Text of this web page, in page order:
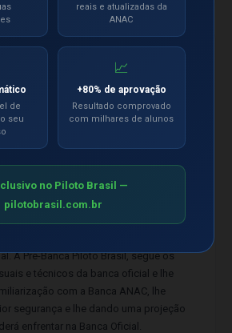
da Banca oficial da ANAC,
quem vai prestar a banca.
Oficial da ANAC, faça no Piloto Brasil
e inédita com os mesmos
e veja se você realmente está
A Pré-Banca Piloto Brasil, segue os
e técnicos da banca oficial e lhe
com a Banca ANAC, lhe
segurança e lhe dando uma projeção
enfrentar na Banca Oficial.
reais e atualizadas da
ANAC
de
seu
📈
+80% de aprovação
Resultado comprovado
com milhares de alunos
no Piloto Brasil —
pilotobrasil.com.br